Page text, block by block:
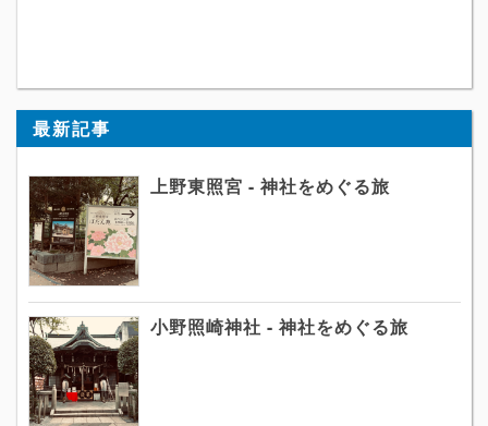
最新記事
上野東照宮 - 神社をめぐる旅
小野照崎神社 - 神社をめぐる旅